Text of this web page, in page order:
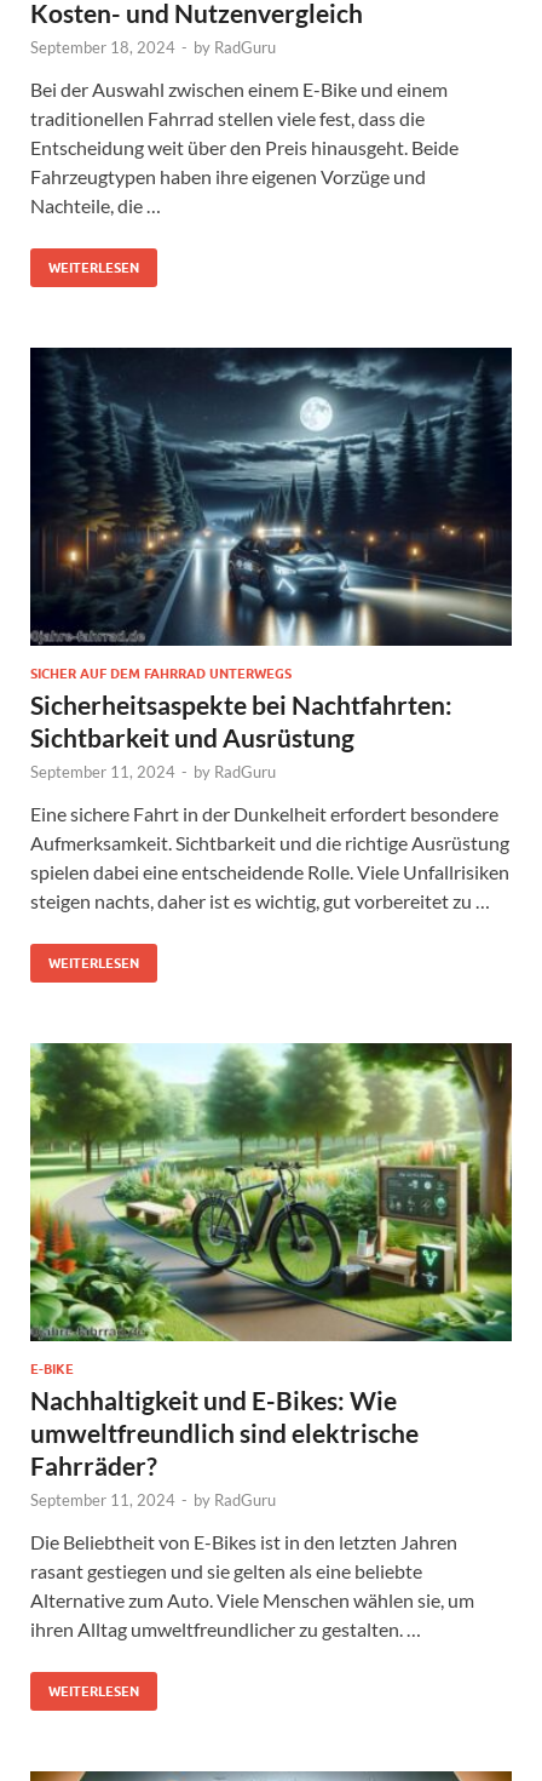
Kosten- und Nutzenvergleich
September 18, 2024 - by RadGuru
Bei der Auswahl zwischen einem E-Bike und einem
traditionellen Fahrrad stellen viele fest, dass die
Entscheidung weit über den Preis hinausgeht. Beide
Fahrzeugtypen haben ihre eigenen Vorzüge und
Nachteile, die …
WEITERLESEN
SICHER AUF DEM FAHRRAD UNTERWEGS
Sicherheitsaspekte bei Nachtfahrten:
Sichtbarkeit und Ausrüstung
September 11, 2024 - by RadGuru
Eine sichere Fahrt in der Dunkelheit erfordert besondere
Aufmerksamkeit. Sichtbarkeit und die richtige Ausrüstung
spielen dabei eine entscheidende Rolle. Viele Unfallrisiken
steigen nachts, daher ist es wichtig, gut vorbereitet zu …
WEITERLESEN
E-BIKE
Nachhaltigkeit und E-Bikes: Wie
umweltfreundlich sind elektrische
Fahrräder?
September 11, 2024 - by RadGuru
Die Beliebtheit von E-Bikes ist in den letzten Jahren
rasant gestiegen und sie gelten als eine beliebte
Alternative zum Auto. Viele Menschen wählen sie, um
ihren Alltag umweltfreundlicher zu gestalten. …
WEITERLESEN